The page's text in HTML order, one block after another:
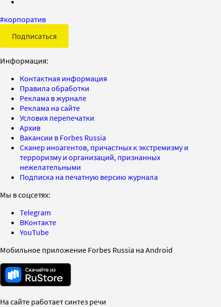
#корпоратив
Подписаться
Информация:
Контактная информация
Правила обработки
Реклама в журнале
Реклама на сайте
Условия перепечатки
Архив
Вакансии в Forbes Russia
Сканер иноагентов, причастных к экстремизму и
терроризму и организаций, признанных
нежелательными
Подписка на печатную версию журнала
Мы в соцсетях:
Telegram
ВКонтакте
YouTube
Мобильное приложение Forbes Russia на Android
На сайте работает синтез речи